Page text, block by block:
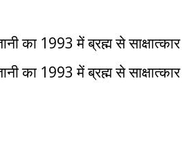
का 1993 में ब्रह्म से साक्षात्कार
का 1993 में ब्रह्म से साक्षात्कार